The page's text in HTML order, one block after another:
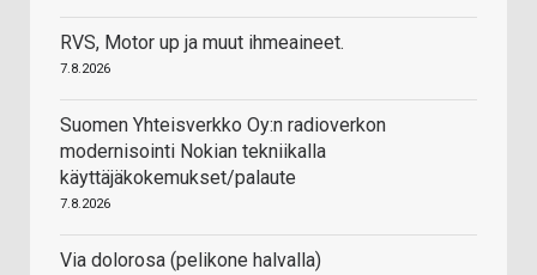
RVS, Motor up ja muut ihmeaineet.
7.8.2026
Suomen Yhteisverkko Oy:n radioverkon
modernisointi Nokian tekniikalla
käyttäjäkokemukset/palaute
7.8.2026
Via dolorosa (pelikone halvalla)